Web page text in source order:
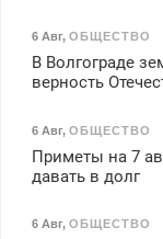
6 Авг, ОБЩЕСТВО
В Волгограде
верность
6 Авг, ОБЩЕСТВО
Приметы на 7
давать в долг
6 Авг, ОБЩЕСТВО